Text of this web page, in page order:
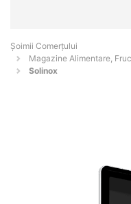
Șoimii Comerțului
Magazine Alimentare,
Solinox